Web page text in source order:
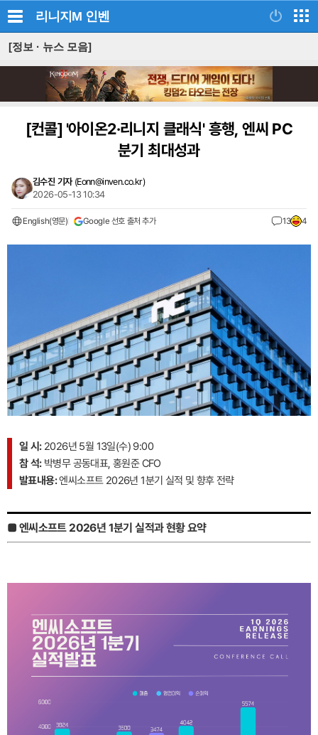
리니지M 인벤
[정보 · 뉴스 모음]
[컨콜]'아이온2·리니지 클래식' 흥행, 엔씨 PC
분기 최대성과
김수진 기자 (Eonn@inven.co.kr)
2026-05-13 10:34
English(영문) Google 선호 출처 추가 13 4
일 시:2026년 5월 13일(수) 9:00
참 석:박병무 공동대표, 홍원준 CFO
발표내용:엔씨소프트 2026년 1분기 실적 및 향후 전략
■ 엔씨소프트 2026년 1분기 실적과 현황 요약